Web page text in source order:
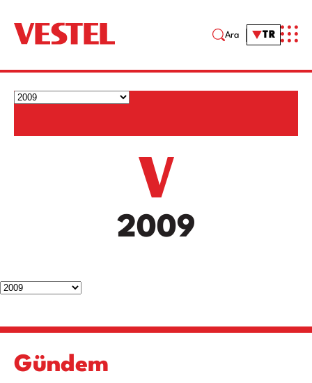
Ara TR
2009
Gündem